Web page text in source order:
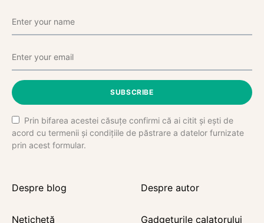
SUBSCRIBE
Prin bifarea acestei căsuțe confirmi că ai citit și ești de
acord cu termenii și condițiile de păstrare a datelor furnizate
prin acest formular.
Despre blog Despre autor
Netichetă Gadgeturile calatorului